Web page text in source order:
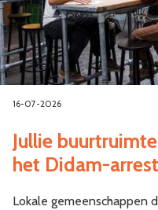
16-07-2026
Jullie
het Didam-
Lokale gemeenschappen